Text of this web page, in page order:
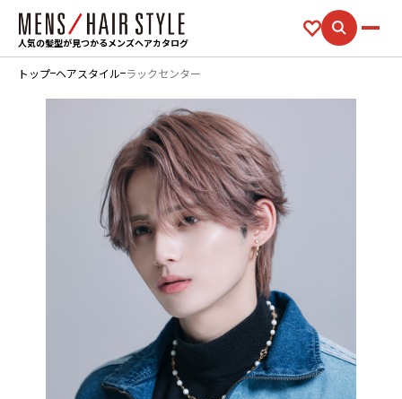
人気の髪型が見つかるメンズヘアカタログ
トップ ヘアスタイル ラックセンター